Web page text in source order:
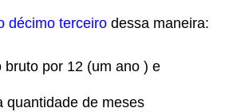
décimo terceiro dessa maneira:
bruto por 12 (um ano ) e
quantidade de meses